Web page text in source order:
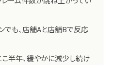
でも、店舗Aと店舗Bで反応
半年、緩やかに減少し続け